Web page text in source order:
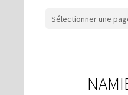
Sélectionner une